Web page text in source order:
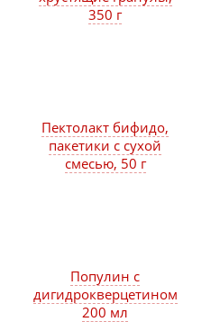
350 г
Пектолакт бифидо,
пакетики с сухой
смесью, 50 г
Популин с
дигидрокверцетином
200 мл